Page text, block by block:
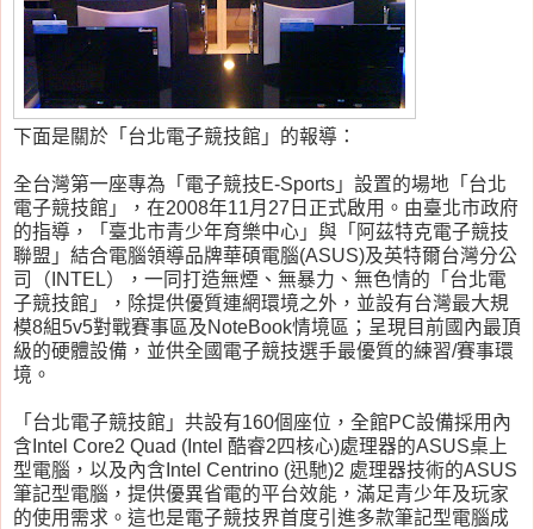
下面是關於「台北電子競技館」的報導：
全台灣第一座專為「電子競技E-Sports」設置的場地「台北
電子競技館」，在2008年11月27日正式啟用。由臺北市政府
的指導，「臺北市青少年育樂中心」與「阿茲特克電子競技
聯盟」結合電腦領導品牌華碩電腦(ASUS)及英特爾台灣分公
司（INTEL），一同打造無煙、無暴力、無色情的「台北電
子競技館」，除提供優質連網環境之外，並設有台灣最大規
模8組5v5對戰賽事區及NoteBook情境區；呈現目前國內最頂
級的硬體設備，並供全國電子競技選手最優質的練習/賽事環
境。
「台北電子競技館」共設有160個座位，全館PC設備採用內
含Intel Core2 Quad (Intel 酷睿2四核心)處理器的ASUS桌上
型電腦，以及內含Intel Centrino (迅馳)2 處理器技術的ASUS
筆記型電腦，提供優異省電的平台效能，滿足青少年及玩家
的使用需求。這也是電子競技界首度引進多款筆記型電腦成